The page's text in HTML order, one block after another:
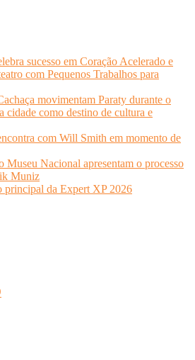
sucesso em Coração Acelerado e
com Pequenos Trabalhos para
movimentam Paraty durante o
cidade como destino de cultura e
com Will Smith em momento de
Museu Nacional apresentam o processo
Muniz
principal da Expert XP 2026